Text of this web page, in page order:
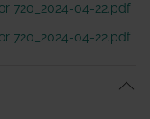
720_2024-04-22.pdf
720_2024-04-22.pdf